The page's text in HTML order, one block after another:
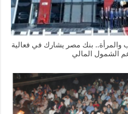
والمرأة.. بنك مصر يشارك في فعالية
الشمول المالي